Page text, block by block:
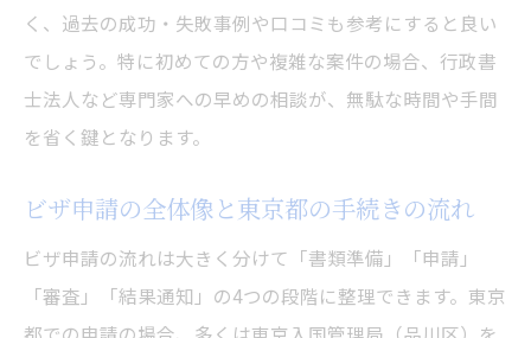
東京都でビザ申請時に揃えるべき必要書類
とは
ビザ申請時の必要書類と東京都での確認ポ
東京都でビザ申請する際の書類準備ガイド
書類不備を防ぐ東京都のビザ申請時のチェ
ック項目
く、過去の成功・失敗事例や口コミも参考にすると良い
でしょう。特に初めての方や複雑な案件の場合、行政書
士法人など専門家への早めの相談が、無駄な時間や手間
を省く鍵となります。
ビザ申請の全体像と東京都の手続きの流れ
ビザ申請の流れは大きく分けて「書類準備」「申請」
「審査」「結果通知」の4つの段階に整理できます。東京